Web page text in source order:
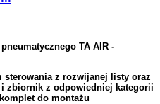
TA AIR -
sterowania z rozwijanej listy oraz
zbiornik z odpowiedniej kategorii
do montażu